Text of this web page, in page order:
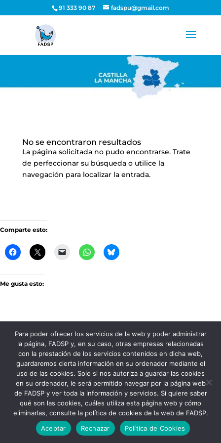
91 333 90 87 fadspu@gmail.com
No se encontraron resultados
La página solicitada no pudo encontrarse. Trate
de perfeccionar su búsqueda o utilice la
navegación para localizar la entrada.
Comparte esto:
Me gusta esto:
FADSP · 2023 |Aviso legal|Política de
Privacidad|Política de Cookies
Para poder ofrecer los servicios de la web y poder administrar
la página, FADSP y, en su caso, otras empresas relacionadas
con la prestación de los servicios contenidos en dicha web,
guardaremos cierta información en su ordenador mediante el
uso de las cookies. Solo si nos autoriza a guardar las cookies
en su ordenador, le será permitido navegar por la página web
de FADSP y ver toda la información y servicios. Si quiere saber
qué son las cookies, cuáles utiliza esta página web y cómo
eliminarlas, consulte la política de cookies de la web de FADSP.
Aceptar
Rechazar Política de Cookies